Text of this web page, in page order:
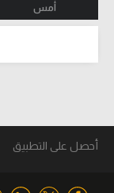
أمس
أحصل على التطبيق